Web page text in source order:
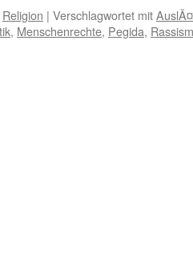
Religion | Verschlagwortet mit
, Menschenrechte, Pegida,